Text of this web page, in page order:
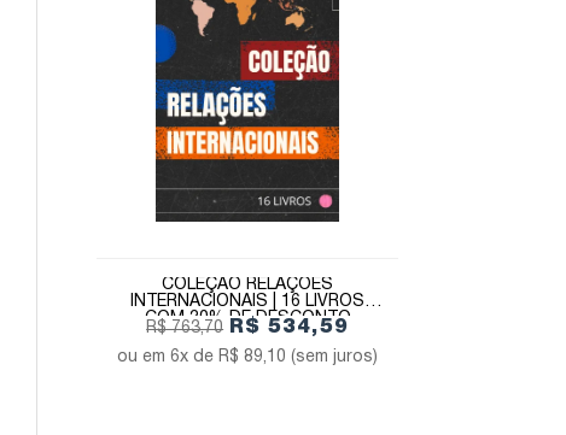
COLEÇÃO RELAÇÕES
INTERNACIONAIS | 16 LIVROS
COM 30% DE DESCONTO
R$ 763,70 R$ 534,59
6x de R$ 89,10 (sem juros)